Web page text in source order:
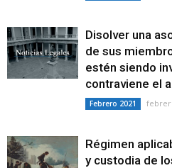
Disolver una
de sus
estén siendo
contraviene el
Febrero 2021
Régimen
y custodia de